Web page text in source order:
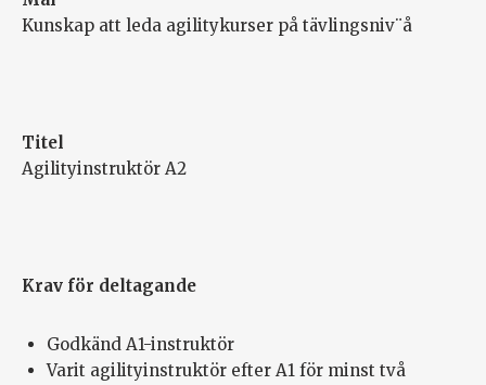
Kunskap att leda agilitykurser på tävlingsniv¨å
Titel
Agilityinstruktör A2
Krav för deltagande
Godkänd A1-instruktör
Varit agilityinstruktör efter A1 för minst två